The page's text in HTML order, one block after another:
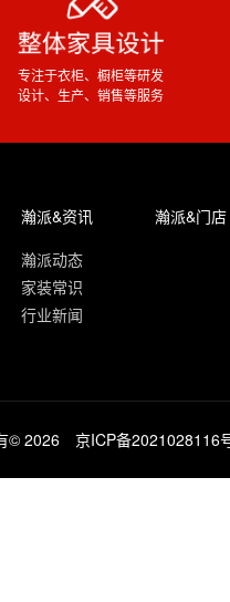
专注于衣柜、橱柜等研发
设计、生产、销售等服务
瀚派&资讯
瀚派动态
家装常识
行业新闻
瀚派&门店
© 2026 京ICP备2021028116